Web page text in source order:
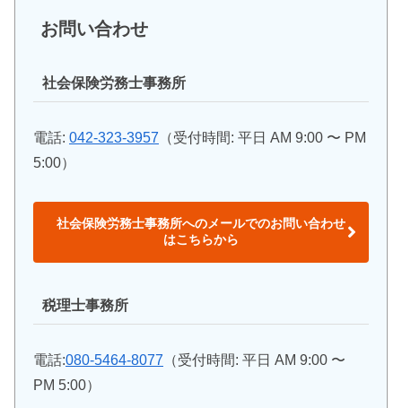
お問い合わせ
社会保険労務士事務所
電話: 042-323-3957 （受付時間: 平日 AM 9:00 〜 PM
5:00）
社会保険労務士事務所へのメールでのお問い合わせ
はこちらから
税理士事務所
電話:080-5464-8077 （受付時間: 平日 AM 9:00 〜
PM 5:00）